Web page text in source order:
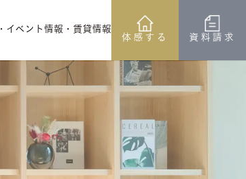
・イベント情報 ・賃貸情報
体感する
資料請求